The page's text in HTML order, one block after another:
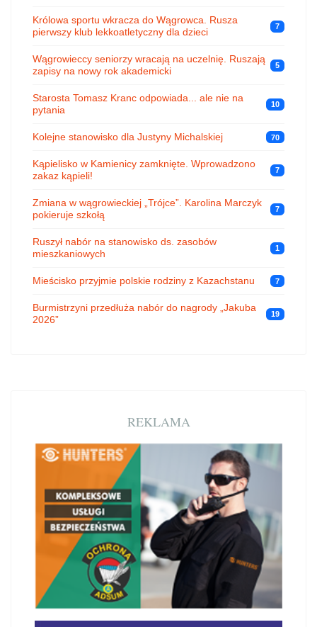
Królowa sportu wkracza do Wągrowca. Rusza
pierwszy klub lekkoatletyczny dla dzieci
7
Wągrowieccy seniorzy wracają na uczelnię. Ruszają
zapisy na nowy rok akademicki
5
Starosta Tomasz Kranc odpowiada... ale nie na
pytania
10
Kolejne stanowisko dla Justyny Michalskiej 70
Kąpielisko w Kamienicy zamknięte. Wprowadzono
zakaz kąpieli!
7
Zmiana w wągrowieckiej „Trójce”. Karolina Marczyk
pokieruje szkołą
7
Ruszył nabór na stanowisko ds. zasobów
mieszkaniowych
1
Mieścisko przyjmie polskie rodziny z Kazachstanu 7
Burmistrzyni przedłuża nabór do nagrody „Jakuba
2026”
19
REKLAMA